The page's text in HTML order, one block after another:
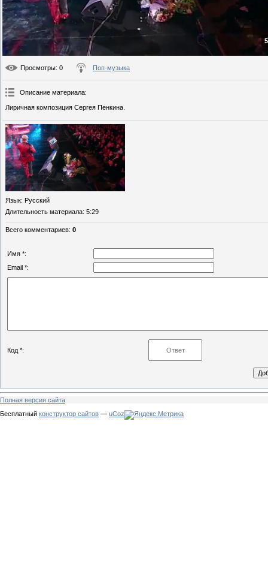
Просмотры: 0 Поп-музыка
Описание материала:
Лиричная композиция Сергея Пенкина.
Язык: Русский
Длительность материала: 5:29
Всего комментариев: 0
Имя *:
Email *:
Код *:
Полная версия сайта
Бесплатный конструктор сайтов — uCoz